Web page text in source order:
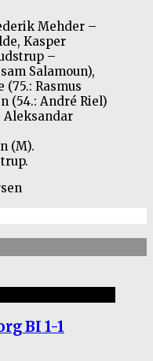
Mehder –
Kasper
–
Salamoun),
Rasmus
(54.: André Riel)
Aleksandar
(M).
BI 1-1